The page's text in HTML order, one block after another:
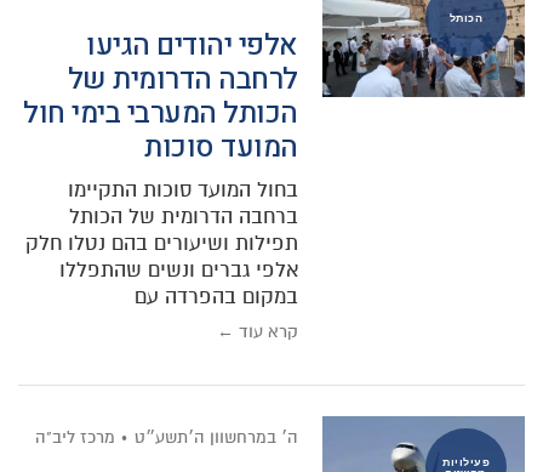
הכותל
אלפי יהודים הגיעו
לרחבה הדרומית של
הכותל המערבי בימי חול
המועד סוכות
בחול המועד סוכות התקיימו
ברחבה הדרומית של הכותל
תפילות ושיעורים בהם נטלו חלק
אלפי גברים ונשים שהתפללו
במקום בהפרדה עם
קרא עוד ←
פעילויות
ה׳ במרחשוון ה׳תשע״ט מרכז ליב"ה